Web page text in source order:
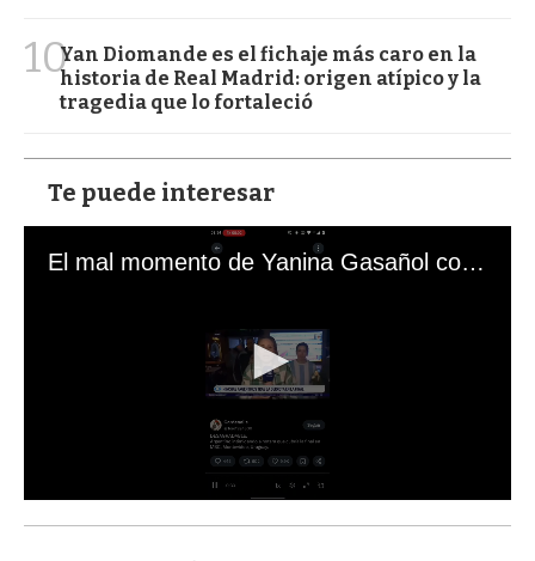
10Yan Diomande es el fichaje más caro en la
historia de Real Madrid: origen atípico y la
tragedia que lo fortaleció
Te puede interesar
El mal momento de Yanina Gasañol con un hincha argentino en "Subrayado"
s